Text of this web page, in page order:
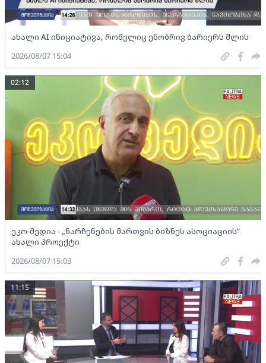
ახალი AI ინიციატივა, რომელიც ენობრივ ბარიერს შლის
2026/08/07 15:04
ეკო-მედია - „ნარჩენების მართვის ბიზნეს ასოციაციის”
ახალი პროექტი
02:12
2026/08/07 15:03
11:15